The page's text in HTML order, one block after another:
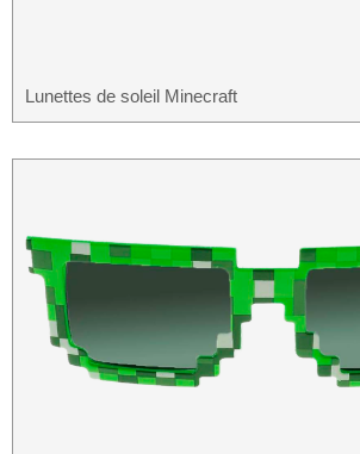
Lunettes de soleil Minecraft